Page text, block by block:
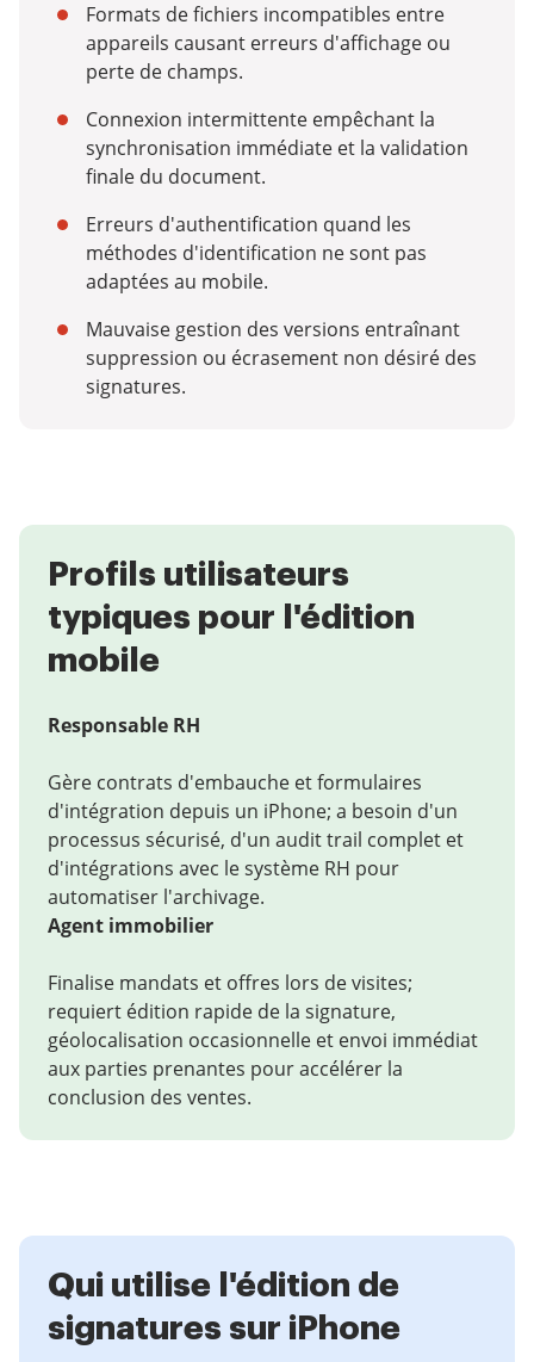
Formats de fichiers incompatibles entre
appareils causant erreurs d'affichage ou
perte de champs.
Connexion intermittente empêchant la
synchronisation immédiate et la validation
finale du document.
Erreurs d'authentification quand les
méthodes d'identification ne sont pas
adaptées au mobile.
Mauvaise gestion des versions entraînant
suppression ou écrasement non désiré des
signatures.
Profils utilisateurs
typiques pour l'édition
mobile
Responsable RH
Gère contrats d'embauche et formulaires
d'intégration depuis un iPhone; a besoin d'un
processus sécurisé, d'un audit trail complet et
d'intégrations avec le système RH pour
automatiser l'archivage.
Agent immobilier
Finalise mandats et offres lors de visites;
requiert édition rapide de la signature,
géolocalisation occasionnelle et envoi immédiat
aux parties prenantes pour accélérer la
conclusion des ventes.
Qui utilise l'édition de
signatures sur iPhone